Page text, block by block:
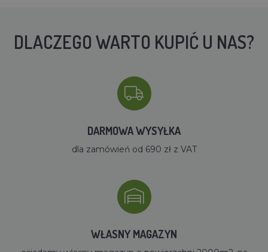
DLACZEGO WARTO KUPIĆ U NAS?
DARMOWA WYSYŁKA
dla zamówień od 690 zł z VAT
WŁASNY MAGAZYN